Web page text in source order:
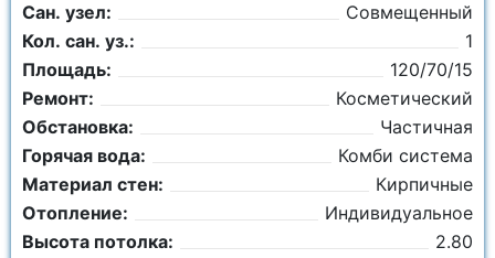
Сан. узел:
Совмещенный
Кол. сан. уз.:
1
Площадь:
120/70/15
Ремонт:
Косметический
Обстановка:
Частичная
Горячая вода:
Комби система
Материал стен:
Кирпичные
Отопление:
Индивидуальное
Высота потолка:
2.80